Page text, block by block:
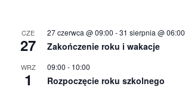
CZE
27
27 czerwca @ 09:00 -31 sierpnia @ 06:00
Zakończenie roku i wakacje
WRZ
1
09:00 - 10:00
Rozpoczęcie roku szkolnego